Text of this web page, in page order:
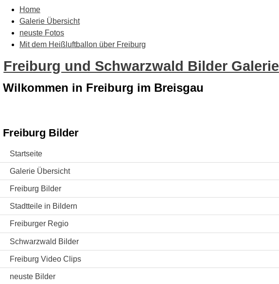
Home
Galerie Übersicht
neuste Fotos
Mit dem Heißluftballon über Freiburg
Freiburg und Schwarzwald Bilder Galerie
Wilkommen in Freiburg im Breisgau
Freiburg Bilder
Startseite
Galerie Übersicht
Freiburg Bilder
Stadtteile in Bildern
Freiburger Regio
Schwarzwald Bilder
Freiburg Video Clips
neuste Bilder